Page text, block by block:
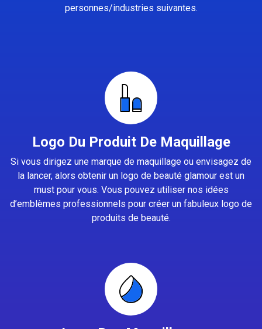
personnes/industries suivantes.
Logo Du Produit De Maquillage
Si vous dirigez une marque de maquillage ou envisagez de
la lancer, alors obtenir un logo de beauté glamour est un
must pour vous. Vous pouvez utiliser nos idées
d’emblèmes professionnels pour créer un fabuleux logo de
produits de beauté.